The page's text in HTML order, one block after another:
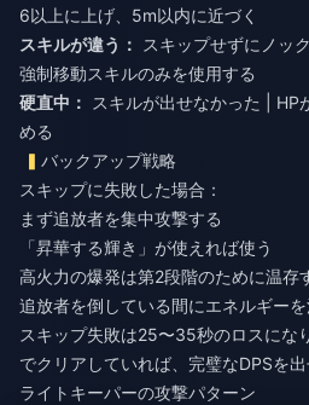
6以上に上げ、5m以内に近づく
スキルが違う：
スキップせずにノッ
強制移動スキルのみを使用する
硬直中：
スキルが出せなかった | HP
める
バックアップ戦略
スキップに失敗した場合：
まず追放者を集中攻撃する
「昇華する輝き」が使えれば使う
高火力の爆発は第2段階のために温存
追放者を倒している間にエネルギー
スキップ失敗は25〜35秒のロスにな
でクリアしていれば、完璧なDPSを
ライトキーパーの攻撃パターン